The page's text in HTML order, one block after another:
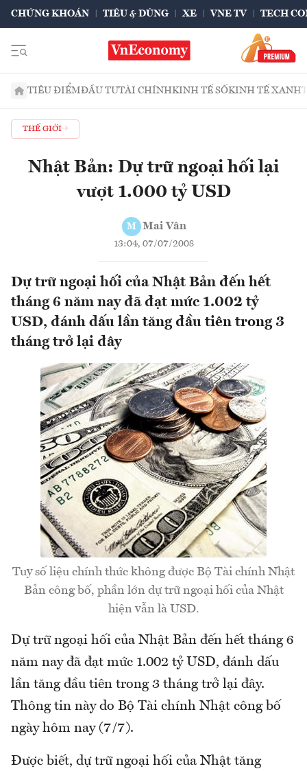
CHỨNG KHOÁN TIÊU & DÙNG XE VNE TV TECH
TIÊU ĐIỂMĐẦU TƯTÀI CHÍNHKINH TẾ SỐKINH TẾ XANH
THẾ GIỚI
Nhật Bản: Dự trữ ngoại hối lại
vượt 1.000 tỷ USD
M Mai Vân
13:04, 07/07/2008
Dự trữ ngoại hối của Nhật Bản đến hết
tháng 6 năm nay đã đạt mức 1.002 tỷ
USD, đánh dấu lần tăng đầu tiên trong 3
tháng trở lại đây
Tuy số liệu chính thức không được Bộ Tài chính Nhật
Bản công bố, phần lớn dự trữ ngoại hối của Nhật
hiện vẫn là USD.
Dự trữ ngoại hối của Nhật Bản đến hết tháng 6
năm nay đã đạt mức 1.002 tỷ USD, đánh dấu
lần tăng đầu tiên trong 3 tháng trở lại đây.
Thông tin này do Bộ Tài chính Nhật công bố
ngày hôm nay (7/7).
Được biết, dự trữ ngoại hối của Nhật tăng